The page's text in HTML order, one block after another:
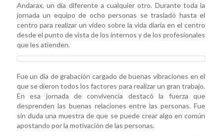
Andarax, un día diferente a cualquier otro. Durante toda la
jornada un equipo de ocho personas se trasladó hasta el
centro para realizar un vídeo sobre la vida diaria en el centro
desde el punto de vista de los internos y de los profesionales
que les atienden.
Fue un día de grabación cargado de buenas vibraciones en el
que se dieron todos los factores para realizar un gran trabajo.
En esa jornada de convivencia destacó la fuerza que
desprenden las buenas relaciones entre las personas. Fue
sin duda una muestra de que se puede crear algo en común
apostando por la motivación de las personas.